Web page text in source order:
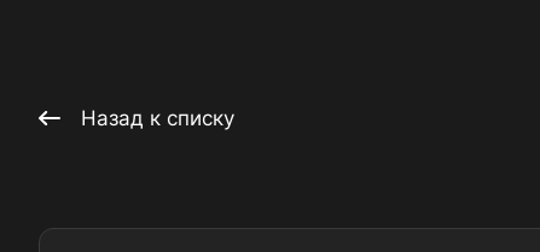
Назад к списку